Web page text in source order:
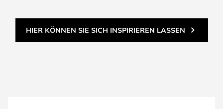
HIER KÖNNEN SIE SICH INSPIRIEREN LASSEN